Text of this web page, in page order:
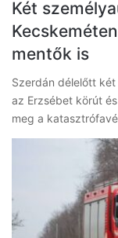
Két
mentők is
Szerdán délelőtt
az Erzsébet körút
meg a